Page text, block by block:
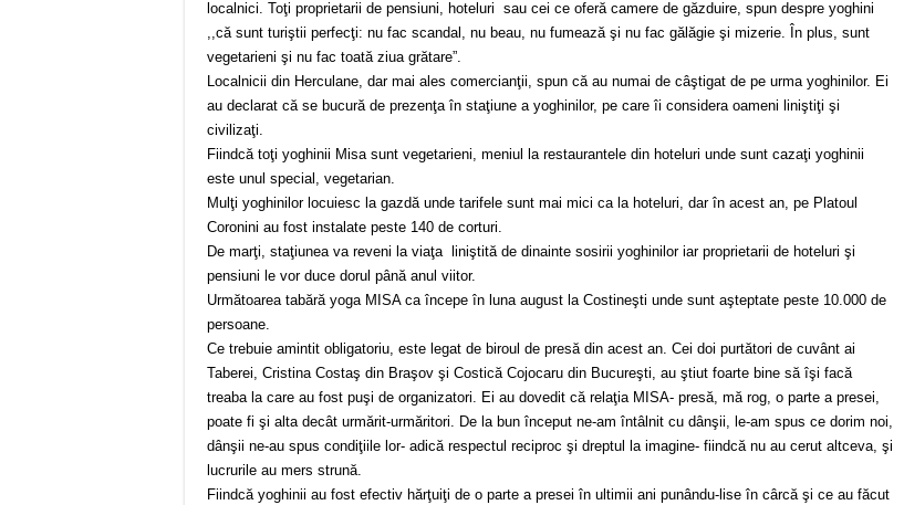
localnici. Toţi proprietarii de pensiuni, hoteluri sau cei ce oferă camere de găzduire, spun despre yoghini
,,că sunt turiştii perfecţi: nu fac scandal, nu beau, nu fumează şi nu fac gălăgie şi mizerie. În plus, sunt
vegetarieni şi nu fac toată ziua grătare”.
Localnicii din Herculane, dar mai ales comercianţii, spun că au numai de câştigat de pe urma yoghinilor. Ei
au declarat că se bucură de prezenţa în staţiune a yoghinilor, pe care îi considera oameni liniştiţi şi
civilizaţi.
Fiindcă toţi yoghinii Misa sunt vegetarieni, meniul la restaurantele din hoteluri unde sunt cazaţi yoghinii
este unul special, vegetarian.
Mulţi yoghinilor locuiesc la gazdă unde tarifele sunt mai mici ca la hoteluri, dar în acest an, pe Platoul
Coronini au fost instalate peste 140 de corturi.
De marţi, staţiunea va reveni la viaţa liniştită de dinainte sosirii yoghinilor iar proprietarii de hoteluri şi
pensiuni le vor duce dorul până anul viitor.
Următoarea tabără yoga MISA ca începe în luna august la Costineşti unde sunt aşteptate peste 10.000 de
persoane.
Ce trebuie amintit obligatoriu, este legat de biroul de presă din acest an. Cei doi purtători de cuvânt ai
Taberei, Cristina Costaş din Braşov şi Costică Cojocaru din Bucureşti, au ştiut foarte bine să îşi facă
treaba la care au fost puşi de organizatori. Ei au dovedit că relaţia MISA- presă, mă rog, o parte a presei,
poate fi şi alta decât urmărit-urmăritori. De la bun început ne-am întâlnit cu dânşii, le-am spus ce dorim noi,
dânşii ne-au spus condiţiile lor- adică respectul reciproc şi dreptul la imagine- fiindcă nu au cerut altceva, şi
lucrurile au mers strună.
Fiindcă yoghinii au fost efectiv hărţuiţi de o parte a presei în ultimii ani punându-lise în cârcă şi ce au făcut